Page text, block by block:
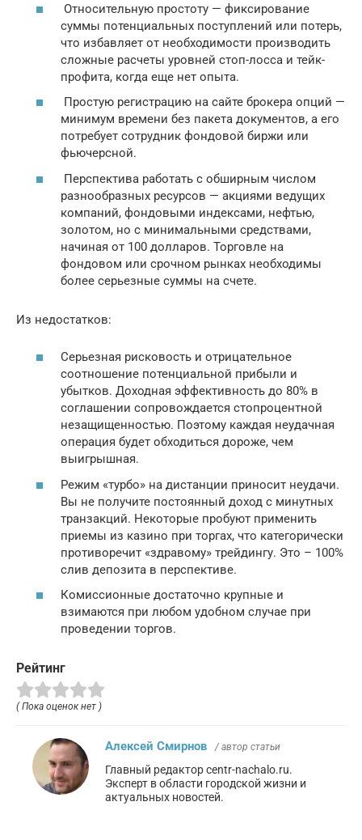
Относительную простоту — фиксирование
суммы потенциальных поступлений или потерь,
что избавляет от необходимости производить
сложные расчеты уровней стоп-лосса и тейк-
профита, когда еще нет опыта.
Простую регистрацию на сайте брокера опций —
минимум времени без пакета документов, а его
потребует сотрудник фондовой биржи или
фьючерсной.
Перспектива работать с обширным числом
разнообразных ресурсов — акциями ведущих
компаний, фондовыми индексами, нефтью,
золотом, но с минимальными средствами,
начиная от 100 долларов. Торговле на
фондовом или срочном рынках необходимы
более серьезные суммы на счете.
Из недостатков:
Серьезная рисковость и отрицательное
соотношение потенциальной прибыли и
убытков. Доходная эффективность до 80% в
соглашении сопровождается стопроцентной
незащищенностью. Поэтому каждая неудачная
операция будет обходиться дороже, чем
выигрышная.
Режим «турбо» на дистанции приносит неудачи.
Вы не получите постоянный доход с минутных
транзакций. Некоторые пробуют применить
приемы из казино при торгах, что категорически
противоречит «здравому» трейдингу. Это – 100%
слив депозита в перспективе.
Комиссионные достаточно крупные и
взимаются при любом удобном случае при
проведении торгов.
Рейтинг
( Пока оценок нет )
Алексей Смирнов / автор статьи
Главный редактор centr-nachalo.ru.
Эксперт в области городской жизни и
актуальных новостей.